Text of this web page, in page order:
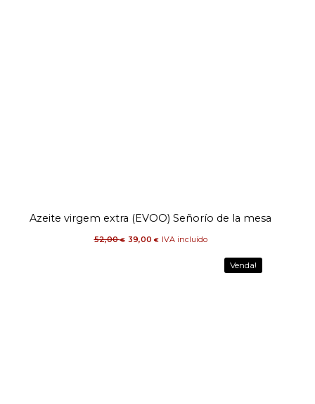
Azeite virgem extra (EVOO) Señorío de la mesa
52,00€
preço
original
52,00 €.
39,00 €
preço
atual
39,00 €.
IVA incluído
Venda!